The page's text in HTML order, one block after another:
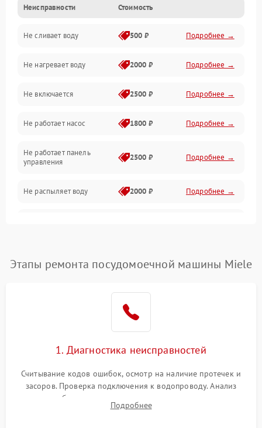
Управление
Электропитание
Датчики
Нагрев
Вода
Гигиена
Программное обеспечение
Неисправности Стоимость
Не сливает воду 500 ₽ Подробнее →
Не нагревает воду 2000 ₽ Подробнее →
Не включается 2500 ₽ Подробнее →
Не работает насос 1800 ₽ Подробнее →
Не работает панель
управления
2500 ₽ Подробнее →
Не распыляет воду 2000 ₽ Подробнее →
воды
1800 ₽ Подробнее →
Проблемы с
Этапы ремонта посудомоечной машины Miele
1. Диагностика неисправностей
Считывание кодов ошибок, осмотр на наличие протечек и
засоров. Проверка подключения к водопроводу. Анализ
жалоб на отсутствие слива, нагрева, вращения
разбрызгивателей или срабатывание системы защиты
Подробнее